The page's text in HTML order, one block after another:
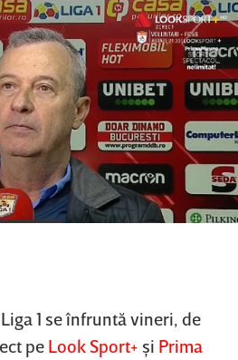
1 se înfruntă vineri, de
pe Look Sport+ şi Prima